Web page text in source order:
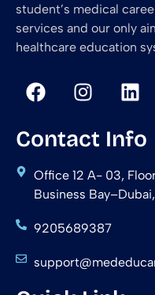
student’s medical
services and our only
healthcare education
Contact Info
Office 12 A- 03,
Business
9205689387